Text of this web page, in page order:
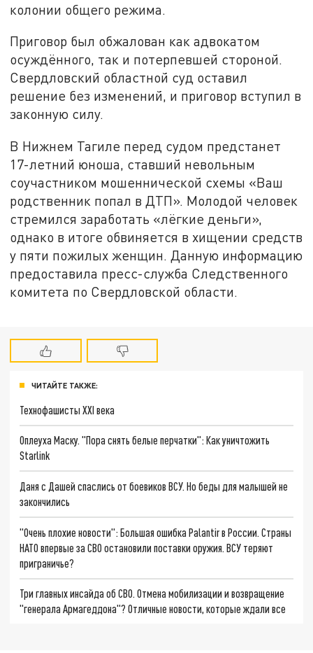
колонии общего режима.
Приговор был обжалован как адвокатом
осуждённого, так и потерпевшей стороной.
Свердловский областной суд оставил
решение без изменений, и приговор вступил в
законную силу.
В Нижнем Тагиле перед судом предстанет
17-летний юноша, ставший невольным
соучастником мошеннической схемы «Ваш
родственник попал в ДТП». Молодой человек
стремился заработать «лёгкие деньги»,
однако в итоге обвиняется в хищении средств
у пяти пожилых женщин. Данную информацию
предоставила пресс-служба Следственного
комитета по Свердловской области.
ЧИТАЙТЕ ТАКЖЕ:
Технофашисты XXI века
Оплеуха Маску. "Пора снять белые перчатки": Как уничтожить
Starlink
Даня с Дашей спаслись от боевиков ВСУ. Но беды для малышей не
закончились
"Очень плохие новости": Большая ошибка Palantir в России. Страны
НАТО впервые за СВО остановили поставки оружия. ВСУ теряют
приграничье?
Три главных инсайда об СВО. Отмена мобилизации и возвращение
"генерала Армагеддона"? Отличные новости, которые ждали все